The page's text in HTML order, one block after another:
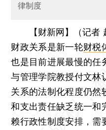
律制度
【财新网】（记者
财政关系是新一轮财税
也是目前进展最慢的任
与管理学院教授付文林
关系的法制化程度仍然
和支出责任缺乏统一和
赖行政性制度安排，需